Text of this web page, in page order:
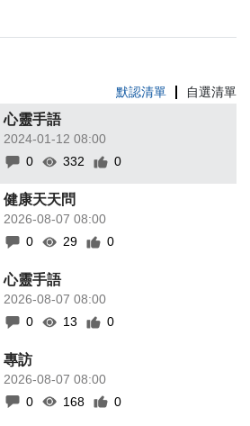
默認清單 自選清單
心靈手語
2024-01-12 08:00
0
332 0
健康天天問
2026-08-07 08:00
0
29 0
心靈手語
2026-08-07 08:00
0
13 0
專訪
2026-08-07 08:00
0
168 0